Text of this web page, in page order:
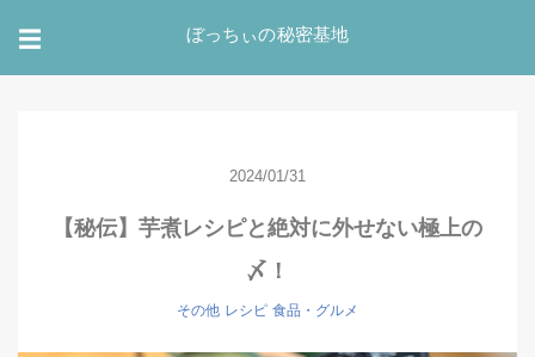
☰ ぼっちぃの秘密基地
2024/01/31
【秘伝】芋煮レシピと絶対に外せない極上の
〆！
その他 レシピ 食品・グルメ